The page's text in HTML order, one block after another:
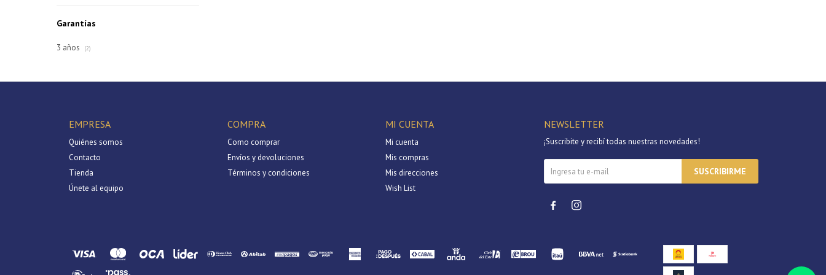
Garantías
3 años (2)
EMPRESA
Quiénes somos
Contacto
Tienda
Únete al equipo
COMPRA
Como comprar
Envíos y devoluciones
Términos y condiciones
MI CUENTA
Mi cuenta
Mis compras
Mis direcciones
Wish List
NEWSLETTER
¡Suscribite y recibí todas nuestras novedades!
SUSCRIBIRME
 